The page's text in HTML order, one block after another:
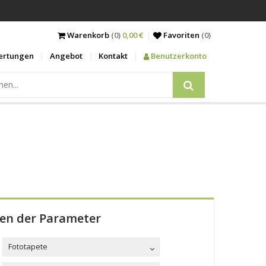
Warenkorb(0) 0,00 € Favoriten (0)
Angebot Kontakt Benutzerkonto
der Parameter
Fototapete